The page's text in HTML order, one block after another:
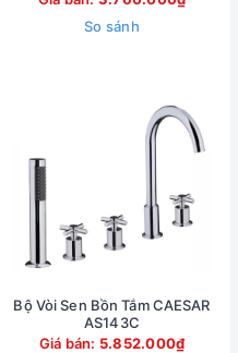
So sánh
Bộ Vòi Sen Bồn Tắm CAESAR
AS143C
Giá bán: 5.852.000₫